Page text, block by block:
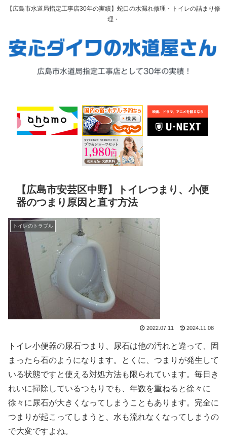
【広島市水道局指定工事店30年の実績】蛇口の水漏れ修理・トイレの詰まり修
理・
【広島市安芸区中野】トイレつまり、小便
器のつまり原因と直す方法
トイレのトラブル
2022.07.11 2024.11.08
トイレ小便器の尿石つまり、尿石は他の汚れと違って、固
まったら石のようになります。とくに、つまりが発生して
いる状態ですと使える対処方法も限られています。毎日き
れいに掃除しているつもりでも、年数を重ねると徐々に
徐々に尿石が大きくなってしまうこともあります。完全に
つまりが起こってしまうと、水も流れなくなってしまうの
で大変ですよね。